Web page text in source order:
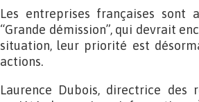
Les entreprises françaises sont
“Grande démission”, qui devrait
situation, leur priorité est
actions.
Laurence Dubois, directrice des